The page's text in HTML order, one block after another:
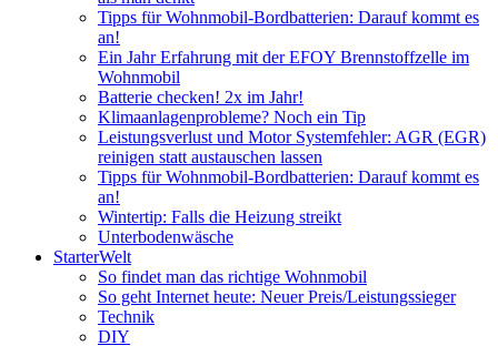
Tipps für Wohnmobil-Bordbatterien: Darauf kommt es
an!
Ein Jahr Erfahrung mit der EFOY Brennstoffzelle im
Wohnmobil
Batterie checken! 2x im Jahr!
Klimaanlagenprobleme? Noch ein Tip
Leistungsverlust und Motor Systemfehler: AGR (EGR)
reinigen statt austauschen lassen
Tipps für Wohnmobil-Bordbatterien: Darauf kommt es
an!
Wintertip: Falls die Heizung streikt
Unterbodenwäsche
StarterWelt
So findet man das richtige Wohnmobil
So geht Internet heute: Neuer Preis/Leistungssieger
Technik
DIY